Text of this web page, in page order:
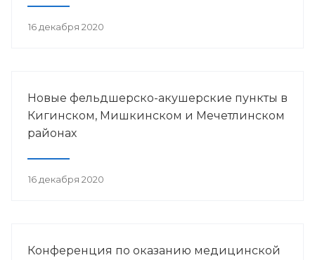
16 декабря 2020
Новые фельдшерско-акушерские пункты в
Кигинском, Мишкинском и Мечетлинском
районах
16 декабря 2020
Конференция по оказанию медицинской